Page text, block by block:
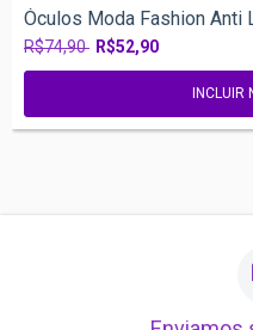
Óculos Moda Fashion Anti
R$74,90 R$52,90
INCLUIR